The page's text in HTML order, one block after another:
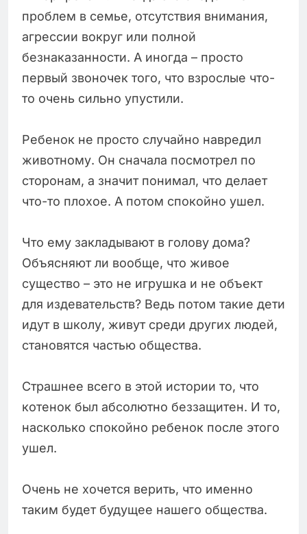
проблем в семье, отсутствия внимания,
агрессии вокруг или полной
безнаказанности. А иногда – просто
первый звоночек того, что взрослые что-
то очень сильно упустили.
Ребенок не просто случайно навредил
животному. Он сначала посмотрел по
сторонам, а значит понимал, что делает
что-то плохое. А потом спокойно ушел.
Что ему закладывают в голову дома?
Объясняют ли вообще, что живое
существо – это не игрушка и не объект
для издевательств? Ведь потом такие дети
идут в школу, живут среди других людей,
становятся частью общества.
Страшнее всего в этой истории то, что
котенок был абсолютно беззащитен. И то,
насколько спокойно ребенок после этого
ушел.
Очень не хочется верить, что именно
таким будет будущее нашего общества.